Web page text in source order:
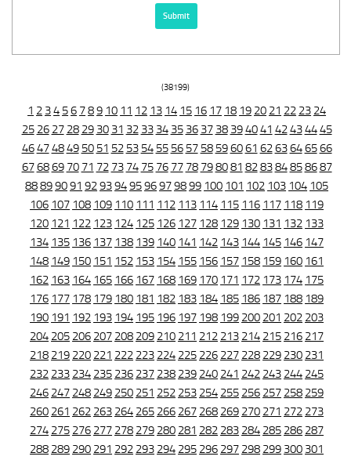
(38199)
1 2 34 56 789 10 11 12 13 14 15 16 17 18 19 20 21 22 23 24
25 26 27 28 29 30 31 32 33 34 35 36 37 38 394041 42434445
46474849 50 51 52 53 54 55 56 57 58 596061 6263646566
676869 70 71 72 73 74 75 76 77 78 798081 828384858687
88899091 9293949596979899 100 101 102 103 104 105
106 107 108 109 110 111 112 113 114 115 116 117 118 119
120 121 122 123 124 125 126 127 128 129 130 131 132 133
134 135 136 137 138 139 140 141 142 143 144 145 146 147
148 149 150 151 152 153 154 155 156 157 158 159 160 161
162 163 164 165 166 167 168 169 170 171 172 173 174 175
176 177 178 179 180 181 182 183 184 185 186 187 188 189
190 191 192 193 194 195 196 197 198 199 200 201 202 203
204 205 206 207 208 209 210 211 212 213 214 215 216 217
218 219 220 221 222 223 224 225 226 227 228 229 230 231
232 233 234 235 236 237 238 239 240 241 242 243 244 245
246 247 248 249 250 251 252 253 254 255 256 257 258 259
260 261 262 263 264 265 266 267 268 269 270 271 272 273
274 275 276 277 278 279 280 281 282 283 284 285 286 287
288 289 290 291 292 293 294 295 296 297 298 299 300 301